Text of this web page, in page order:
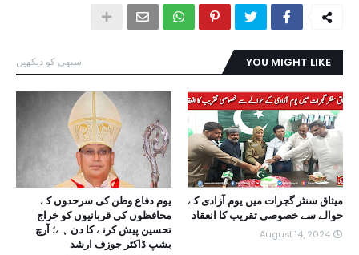
YOU MIGHT LIKE سبھی کو دیکھیں
میثاق سنٹر گجرات میں یوم آزادی کے
حوالے سے خصوصی تقریب کا انعقاد
August 14, 2024
یوم دفاع وطن کی سرحدوں کے
محافظوں کی قربانیوں کو خراج
تحسین پیش کرنے کا دن ہے؛ آرچ
بشپ ڈاکٹر جوزف ارشد